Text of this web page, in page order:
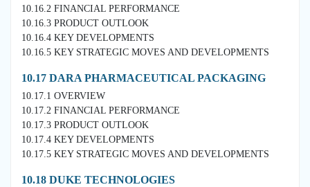
10.16.2 FINANCIAL PERFORMANCE
10.16.3 PRODUCT OUTLOOK
10.16.4 KEY DEVELOPMENTS
10.16.5 KEY STRATEGIC MOVES AND DEVELOPMENTS
10.17 DARA PHARMACEUTICAL PACKAGING
10.17.1 OVERVIEW
10.17.2 FINANCIAL PERFORMANCE
10.17.3 PRODUCT OUTLOOK
10.17.4 KEY DEVELOPMENTS
10.17.5 KEY STRATEGIC MOVES AND DEVELOPMENTS
10.18 DUKE TECHNOLOGIES